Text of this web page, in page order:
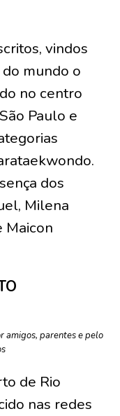
vindos
mundo o
no centro
Paulo e
dos
Milena
Maicon
amigos, parentes e pelo
de Rio
nas redes